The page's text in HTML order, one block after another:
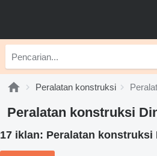
Peralatan konstruksi
Peralatan konstruksi
17 iklan: Peralatan konstruksi